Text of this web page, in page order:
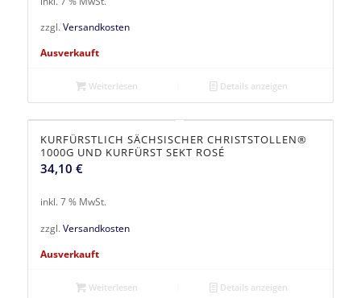
zzgl. Versandkosten
Ausverkauft
Weiterlesen Details anzeigen
KURFÜRSTLICH SÄCHSISCHER CHRISTSTOLLEN®
1000G UND KURFÜRST SEKT ROSÉ
34,10 €
inkl. 7 % MwSt.
zzgl. Versandkosten
Ausverkauft
Weiterlesen Details anzeigen